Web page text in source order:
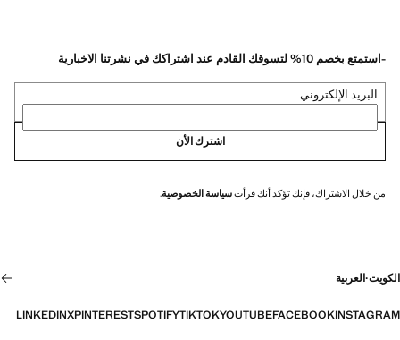
-استمتع بخصم 10% لتسوقك القادم عند اشتراكك في نشرتنا الاخبارية
البريد الإلكتروني
اشترك الأن
من خلال الاشتراك، فإنك تؤكد أنك قرأتسياسة الخصوصية.
الكويت·العربية
INSTAGRAM
FACEBOOK
YOUTUBE
TIKTOK
SPOTIFY
PINTEREST
X
LINKEDIN